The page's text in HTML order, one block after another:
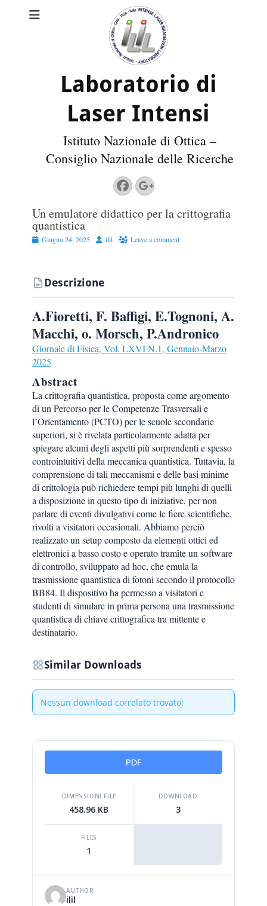
Laboratorio di
Laser Intensi
Istituto Nazionale di Ottica –
Consiglio Nazionale delle Ricerche
Facebook
Googleplus
Un emulatore didattico per la crittografia
quantistica
PostedGiugno 24, 2025 Author
ilil Leave a comment
Descrizione
A.Fioretti, F. Baffigi, E.Tognoni, A.
Macchi, o. Morsch, P.Andronico
Giornale di Fisica, Vol. LXVI N.1, Gennaio-Marzo
2025
Abstract
La crittografia quantistica, proposta come argomento
di un Percorso per le Competenze Trasversali e
l’Orientamento (PCTO) per le scuole secondarie
superiori, si è rivelata particolarmente adatta per
spiegare alcuni degli aspetti più sorprendenti e spesso
controintuitivi della meccanica quantistica. Tuttavia, la
comprensione di tali meccanismi e delle basi minime
di crittologia può richiedere tempi più lunghi di quelli
a disposizione in questo tipo di iniziative, per non
parlare di eventi divulgativi come le fiere scientifiche,
rivolti a visitatori occasionali. Abbiamo perciò
realizzato un setup composto da elementi ottici ed
elettronici a basso costo e operato tramite un software
di controllo, sviluppato ad hoc, che emula la
trasmissione quantistica di fotoni secondo il protocollo
BB84. Il dispositivo ha permesso a visitatori e
studenti di simulare in prima persona una trasmissione
quantistica di chiave crittografica tra mittente e
destinatario.
Similar Downloads
Nessun download correlato trovato!
PDF
DIMENSIONI FILE
458.96 KB
DOWNLOAD
3
FILES
1
AUTHOR
ilil